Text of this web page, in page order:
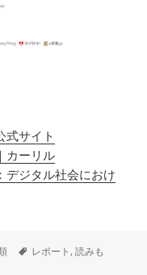
式サイト
カーリル
デジタル社会におけ
タ
レポート ,読みも